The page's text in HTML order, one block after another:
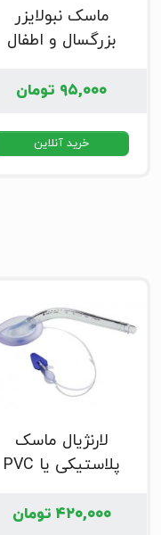
ماسک نبولایزر
بزرگسال و اطفال
۹۵,۰۰۰ تومان
خرید آنلاین
لارنژیال ماسک
پلاستیکی یا PVC
۴۲۰,۰۰۰ تومان